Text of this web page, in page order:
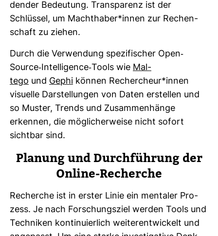
dender Bedeu­tung. Trans­pa­renz ist der
Schlüssel, um Macht­haber*innen zur Rechen­
schaft zu ziehen.
Durch die Ver­wen­dung spe­zi­fi­scher Open-​
Source-​Intel­li­gence-​Tools wie Mal­
tego und Gephi können Recher­cheur*innen
visu­elle Dar­stel­lungen von Daten erstellen und
so Muster, Trends und Zusam­men­hänge
erkennen, die mög­li­cher­weise nicht sofort
sichtbar sind.
Pla­nung und Durch­füh­rung der
Online-​Recherche
Recherche ist in erster Linie ein men­taler Pro­
zess. Je nach For­schungs­ziel werden Tools und
Tech­niken kon­ti­nu­ier­lich wei­ter­ent­wi­ckelt und